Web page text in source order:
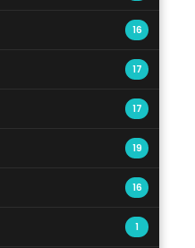
16
17
17
19
16
1